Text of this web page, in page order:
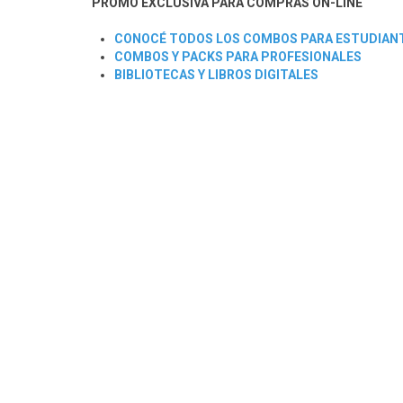
CONOCÉ TODOS LOS COMBOS PARA
COMBOS Y PACKS PARA PROFESIONALES
BIBLIOTECAS Y LIBROS DIGITALES